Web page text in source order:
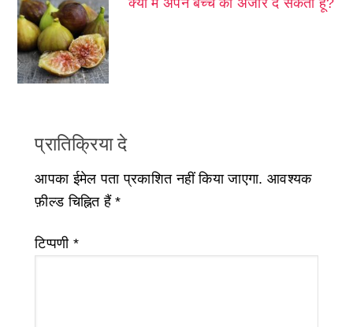
प्रातिक्रिया दे
आपका ईमेल पता प्रकाशित नहीं किया जाएगा. आवश्यक
फ़ील्ड चिह्नित हैं*
टिप्पणी *